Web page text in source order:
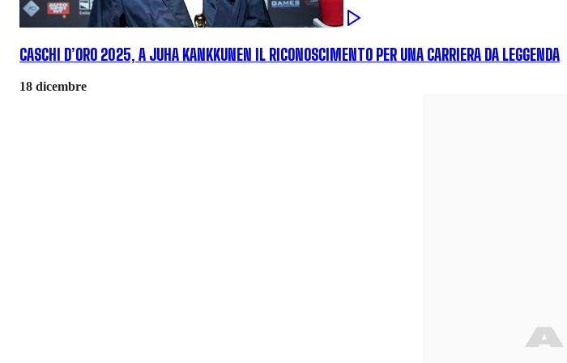
CASCHI D’ORO 2025, A JUHA KANKKUNEN IL RICONOSCIMENTO PER UNA CARRIERA DA LEGGENDA
18 dicembre